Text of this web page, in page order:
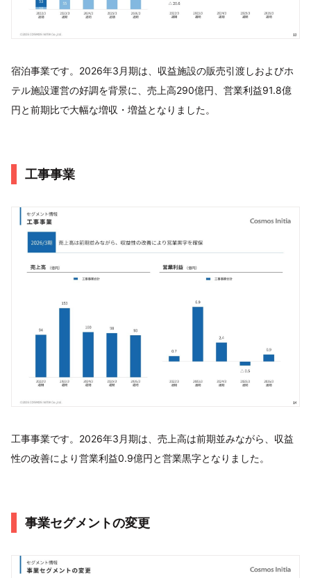
宿泊事業です。2026年3月期は、収益施設の販売引渡しおよびホ
テル施設運営の好調を背景に、売上高290億円、営業利益91.8億
円と前期比で大幅な増収・増益となりました。
工事事業
工事事業です。2026年3月期は、売上高は前期並みながら、収益
性の改善により営業利益0.9億円と営業黒字となりました。
事業セグメントの変更